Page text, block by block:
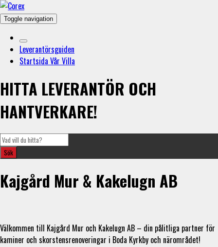
Toggle navigation
Leverantörsguiden
Startsida Vår Villa
HITTA LEVERANTÖR OCH
HANTVERKARE!
Kajgård Mur & Kakelugn AB
Välkommen till Kajgård Mur och Kakelugn AB – din pålitliga partner för
kaminer och skorstensrenoveringar i Boda Kyrkby och närområdet!